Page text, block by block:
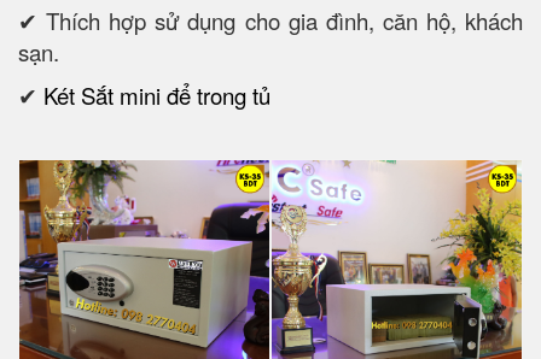
✔ Thích hợp sử dụng cho gia đình, căn hộ, khách
sạn.
✔ Két Sắt mini để trong tủ